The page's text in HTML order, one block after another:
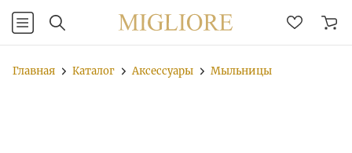
Главная Каталог Аксессуары Мыльницы